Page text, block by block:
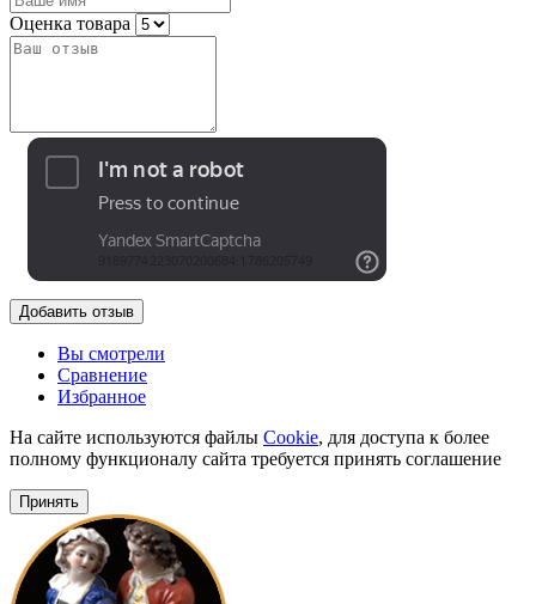
Оценка товара
Добавить отзыв
Вы смотрели
Сравнение
Избранное
На сайте используются файлы Cookie, для доступа к более
полному функционалу сайта требуется принять соглашение
Принять